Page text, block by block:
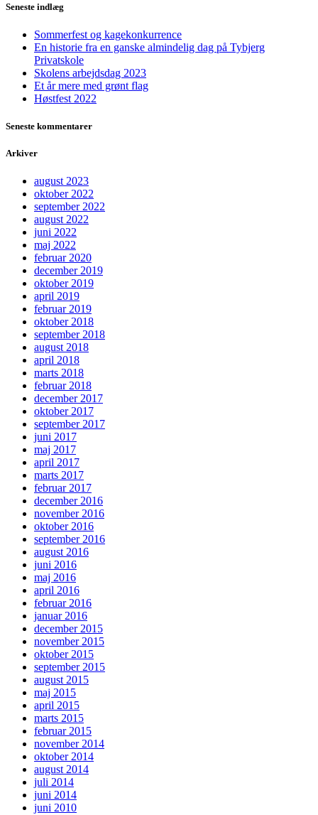
Seneste indlæg
Sommerfest og kagekonkurrence
En historie fra en ganske almindelig dag på Tybjerg
Privatskole
Skolens arbejdsdag 2023
Et år mere med grønt flag
Høstfest 2022
Seneste kommentarer
Arkiver
august 2023
oktober 2022
september 2022
august 2022
juni 2022
maj 2022
februar 2020
december 2019
oktober 2019
april 2019
februar 2019
oktober 2018
september 2018
august 2018
april 2018
marts 2018
februar 2018
december 2017
oktober 2017
september 2017
juni 2017
maj 2017
april 2017
marts 2017
februar 2017
december 2016
november 2016
oktober 2016
september 2016
august 2016
juni 2016
maj 2016
april 2016
februar 2016
januar 2016
december 2015
november 2015
oktober 2015
september 2015
august 2015
maj 2015
april 2015
marts 2015
februar 2015
november 2014
oktober 2014
august 2014
juli 2014
juni 2014
juni 2010